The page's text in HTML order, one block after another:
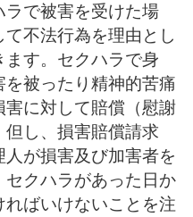
で被害を受けた場
不法行為を理由とし
す。セクハラで身
被ったり精神的苦痛
に対して賠償（慰謝
し、損害賠償請求
が損害及び加害者を
クハラがあった日か
ばいけないことを注